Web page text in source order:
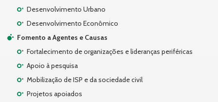
Desenvolvimento Urbano
Desenvolvimento Econômico
Fomento a Agentes e Causas
Fortalecimento de organizações e lideranças periféricas
Apoio à pesquisa
Mobilização de ISP e da sociedade civil
Projetos apoiados